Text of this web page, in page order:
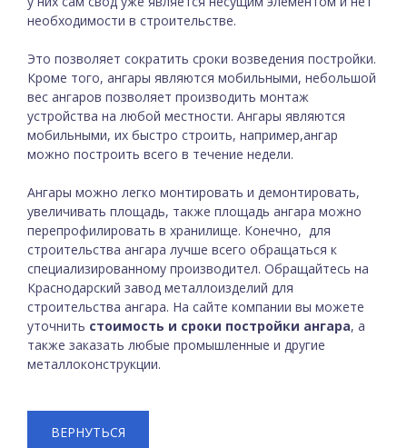
необходимости в строительстве.
Это позволяет сократить сроки возведения постройки.
Кроме того, ангары являются мобильными, небольшой
вес ангаров позволяет производить монтаж
устройства на любой местности. Ангары являются
мобильными, их быстро строить, например,ангар
можно построить всего в течение недели.
Ангары можно легко монтировать и демонтировать,
увеличивать площадь, также площадь ангара можно
перепрофилировать в хранилище. Конечно, для
строительства ангара лучше всего обращаться к
специализированному производител. Обращайтесь на
Краснодарский завод металлоизделий для
строительства ангара. На сайте компании вы можете
уточнить стоимость и сроки постройки ангара, а
также заказать любые промышленные и другие
металлоконструкции.
ВЕРНУТЬСЯ